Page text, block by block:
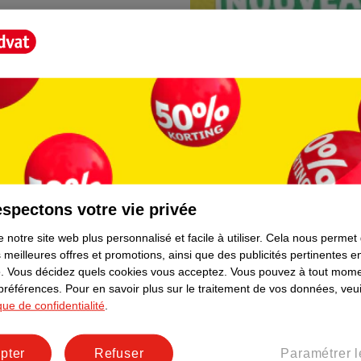
Plus besoin de rester
En magasin, vous
directement depuis votre
facile et prêt
votre vie privée
notre site web plus personnalisé et facile à utiliser. Cela nous permet
meilleures offres et promotions, ainsi que des publicités pertinentes
Vous décidez quels cookies vous acceptez. Vous pouvez à tout
Pour en savoir plus sur le traitement de vos données,
de confidentialité
Paramétrer
Refuser